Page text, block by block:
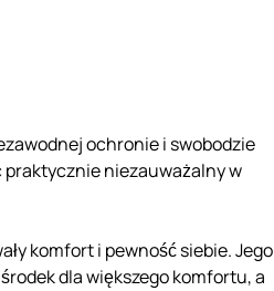
ochronie i swobodzie
praktycznie niezauważalny w
komfort i pewność siebie. Jego
dla większego komfortu, a